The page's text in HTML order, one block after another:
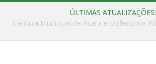
ÚLTIMAS ATUALIZAÇÕES: